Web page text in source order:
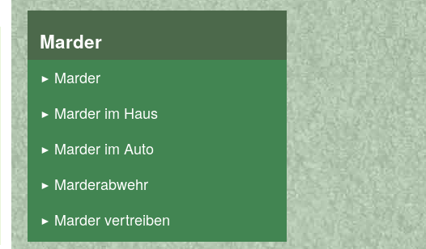
Marder
Marder
Marder im Haus
Marder im Auto
Marderabwehr
Marder vertreiben